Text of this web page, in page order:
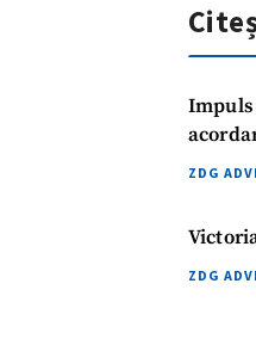
Impuls
ZDG
ZDG